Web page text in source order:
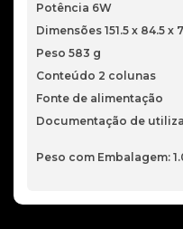
Potência 6W
Dimensões 151.5 x 84.5 x
Peso 583 g
Conteúdo 2 colunas
Fonte de alimentação
Documentação de
Peso com Embalagem: